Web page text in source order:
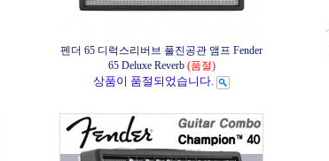
펜더 65 디럭스리버브 풀진공관 앰프 Fender
65 Deluxe Reverb (품절)
상품이 품절되었습니다.